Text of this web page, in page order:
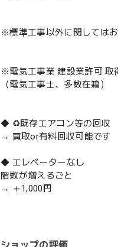
※標準工事以外に関しては
※電気工事業 建設業許可 取
（電気工事士、多数在籍）
◆ ♻️既存エアコン等の回収
→ 買取or有料回収可能です
◆ エレベーターなし
階数が増えるごと
→ ＋1,000円